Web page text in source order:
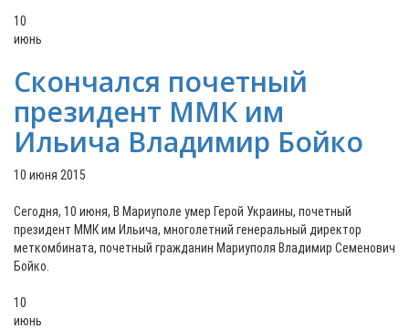
10
июнь
Скончался почетный
президент ММК им
Ильича Владимир Бойко
10 июня 2015
Сегодня, 10 июня, В Мариуполе умер Герой Украины, почетный
президент ММК им Ильича, многолетний генеральный директор
меткомбината, почетный гражданин Мариуполя Владимир Семенович
Бойко.
10
июнь